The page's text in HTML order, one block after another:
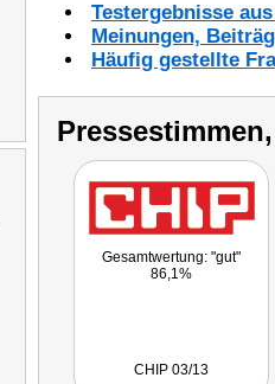
Testergebnisse
Meinungen,
Häufig gestellte
Gesamtwertung: "gut"
86,1%
CHIP 03/13